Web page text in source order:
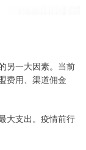
另一大因素。当前
费用、渠道佣金
大支出。疫情前行